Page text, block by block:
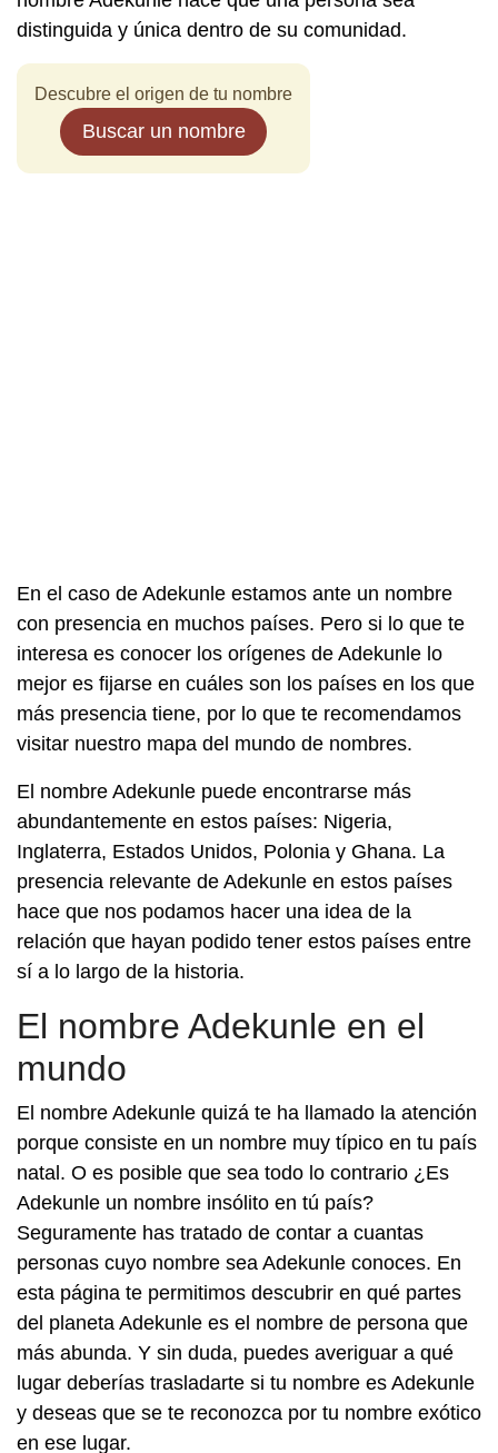
distinguida y única dentro de su comunidad.
Descubre el origen de tu nombre
Buscar un nombre
En el caso de Adekunle estamos ante un nombre
con presencia en muchos países. Pero si lo que te
interesa es conocer los orígenes de Adekunle lo
mejor es fijarse en cuáles son los países en los que
más presencia tiene, por lo que te recomendamos
visitar nuestro mapa del mundo de nombres.
El nombre Adekunle puede encontrarse más
abundantemente en estos países: Nigeria,
Inglaterra, Estados Unidos, Polonia y Ghana. La
presencia relevante de Adekunle en estos países
hace que nos podamos hacer una idea de la
relación que hayan podido tener estos países entre
sí a lo largo de la historia.
El nombre Adekunle en el
mundo
El nombre Adekunle quizá te ha llamado la atención
porque consiste en un nombre muy típico en tu país
natal. O es posible que sea todo lo contrario ¿Es
Adekunle un nombre insólito en tú país?
Seguramente has tratado de contar a cuantas
personas cuyo nombre sea Adekunle conoces. En
esta página te permitimos descubrir en qué partes
del planeta Adekunle es el nombre de persona que
más abunda. Y sin duda, puedes averiguar a qué
lugar deberías trasladarte si tu nombre es Adekunle
y deseas que se te reconozca por tu nombre exótico
en ese lugar.